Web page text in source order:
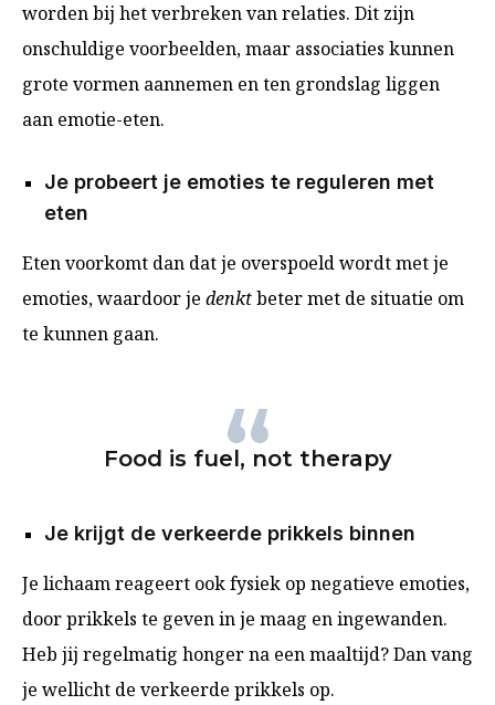
worden bij het verbreken van relaties. Dit zijn
onschuldige voorbeelden, maar associaties kunnen
grote vormen aannemen en ten grondslag liggen
aan emotie-eten.
Je probeert je emoties te reguleren met
eten
Eten voorkomt dan dat je overspoeld wordt met je
emoties, waardoor je denktbeter met de situatie om
te kunnen gaan.
Food is fuel, not therapy
Je krijgt de verkeerde prikkels binnen
Je lichaam reageert ook fysiek op negatieve emoties,
door prikkels te geven in je maag en ingewanden.
Heb jij regelmatig honger na een maaltijd? Dan vang
je wellicht de verkeerde prikkels op.